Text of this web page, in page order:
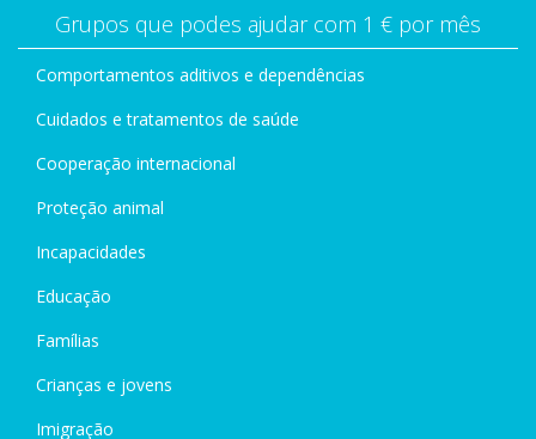
Grupos que podes ajudar com 1 € por mês
Comportamentos aditivos e dependências
Cuidados e tratamentos de saúde
Cooperação internacional
Proteção animal
Incapacidades
Educação
Famílias
Crianças e jovens
Imigração